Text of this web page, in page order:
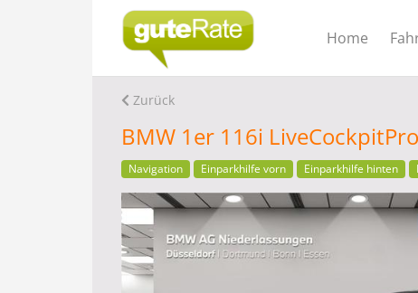
Home
Zurück
BMW 1er 116i
Navigation Einparkhilfe vorn Einparkhilfe hinten